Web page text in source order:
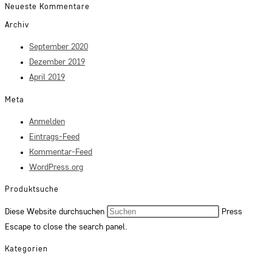
Neueste Kommentare
Archiv
September 2020
Dezember 2019
April 2019
Meta
Anmelden
Eintrags-Feed
Kommentar-Feed
WordPress.org
Produktsuche
Diese Website durchsuchen
Press
Escape to close the search panel.
Kategorien